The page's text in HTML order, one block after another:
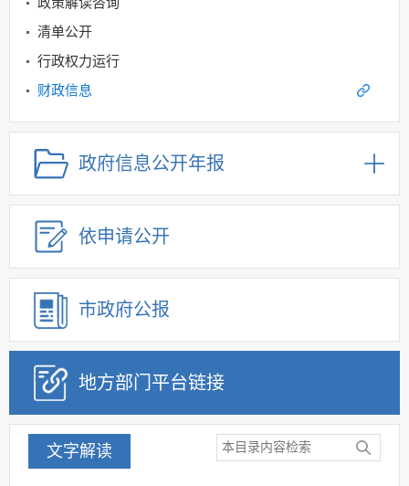
清单公开
行政权力运行
财政信息
重点领域信息公开
规划信息
建议提案办理
公务员及事业单位招录
应急管理
回应关切
监督保障
其他法定信息
政府信息公开年报
依申请公开
市政府公报
地方部门平台链接
文字解读